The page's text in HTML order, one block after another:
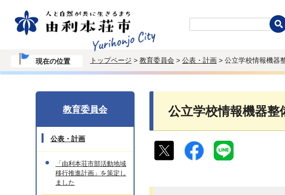
現在の位置 トップページ > 教育委員会 > 公表・計画 > 公立学校情報機器
公立学校情報機器
教育委員会
公表・計画
「由利本荘市部活動地域
移行推進計画」を策定し
ました